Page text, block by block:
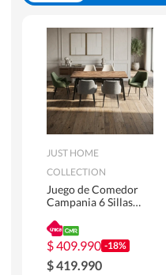
Escritorios y Sillas PC
Alfombras
JUST HOME
COLLECTION
Juego de Comedor
Campania 6 Sillas
180 x 90 x 76 cm
Café
$409.990 -18%
$419.990